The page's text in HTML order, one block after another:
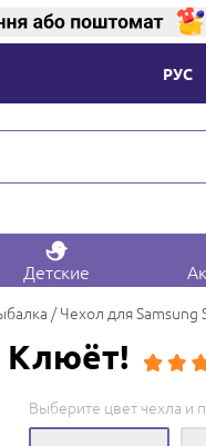
РУС
Детские
Чехол для Samsung
Клюёт!
Выберите цвет чехла и